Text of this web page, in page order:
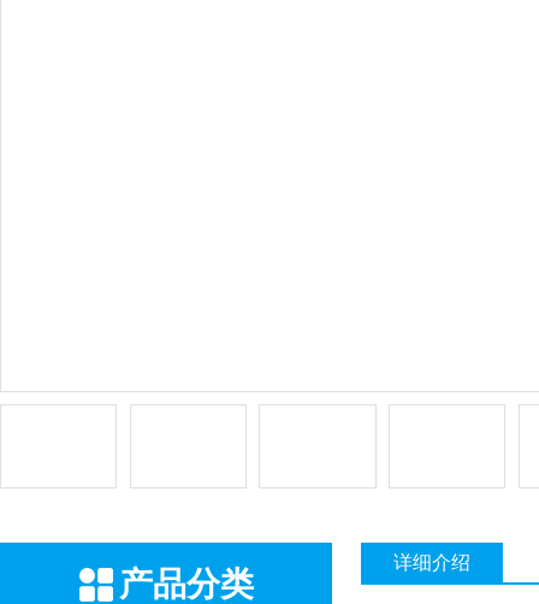
产品分类
详细介绍